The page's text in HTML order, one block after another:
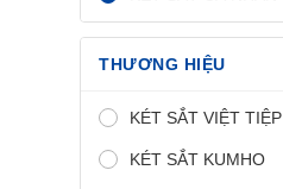
THƯƠNG HIỆU
KÉT SẮT VIỆT TIỆP
KÉT SẮT KUMHO